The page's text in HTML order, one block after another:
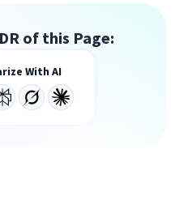
of this Page:
With AI